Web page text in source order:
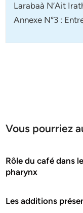
Larabaà N’Ait
Annexe N°3 :
Vous pourriez
Rôle du café dans
pharynx
Les additions